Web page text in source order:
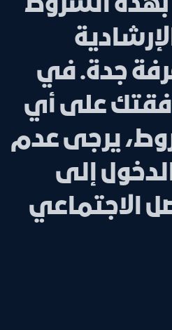
جدة. في
على أي
يرجى عدم
إلى
الاجتماعي